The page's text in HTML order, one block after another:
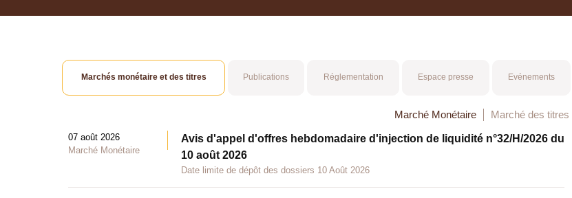
Marchés monétaire et des titres Publications Réglementation Espace presse Evénements
Marché Monétaire Marché des titres
07 août 2026
Marché Monétaire
Avis d'appel d'offres hebdomadaire d'injection de liquidité n°32/H/2026 du
10 août 2026
Date limite de dépôt des dossiers 10 Août 2026